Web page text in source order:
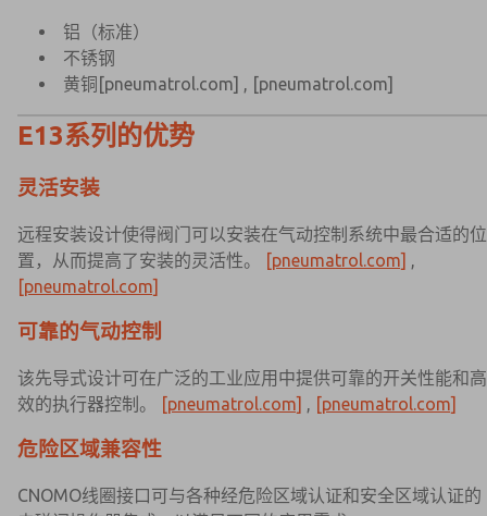
铝（标准）
不锈钢
黄铜 [pneumatrol.com] , [pneumatrol.com]
E13系列的优势
灵活安装
远程安装设计使得阀门可以安装在气动控制系统中最合适的位
置，从而提高了安装的灵活性。
[pneumatrol.com] ,
[pneumatrol.com]
可靠的气动控制
该先导式设计可在广泛的工业应用中提供可靠的开关性能和高
效的执行器控制。
[pneumatrol.com] , [pneumatrol.com]
危险区域兼容性
CNOMO线圈接口可与各种经危险区域认证和安全区域认证的